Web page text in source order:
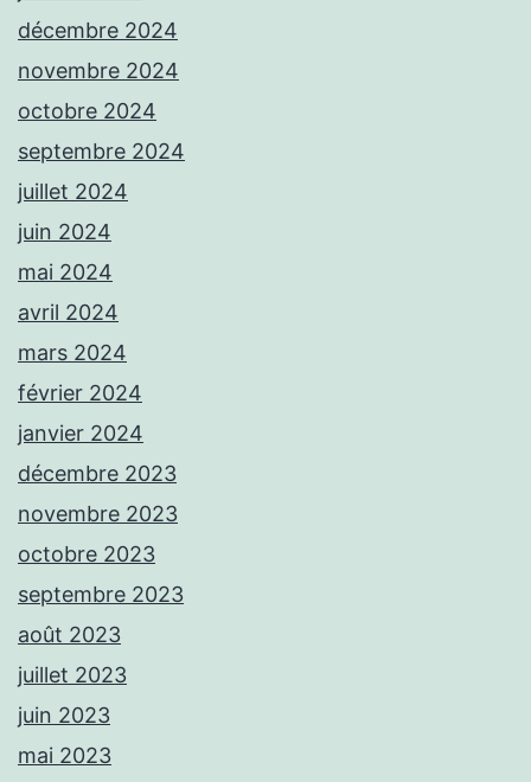
décembre 2024
novembre 2024
octobre 2024
septembre 2024
juillet 2024
juin 2024
mai 2024
avril 2024
mars 2024
février 2024
janvier 2024
décembre 2023
novembre 2023
octobre 2023
septembre 2023
août 2023
juillet 2023
juin 2023
mai 2023